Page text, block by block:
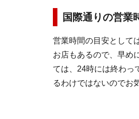
国際通りの営業
営業時間の目安として
お店もあるので、早め
ては、24時には終わっ
るわけではないのでお